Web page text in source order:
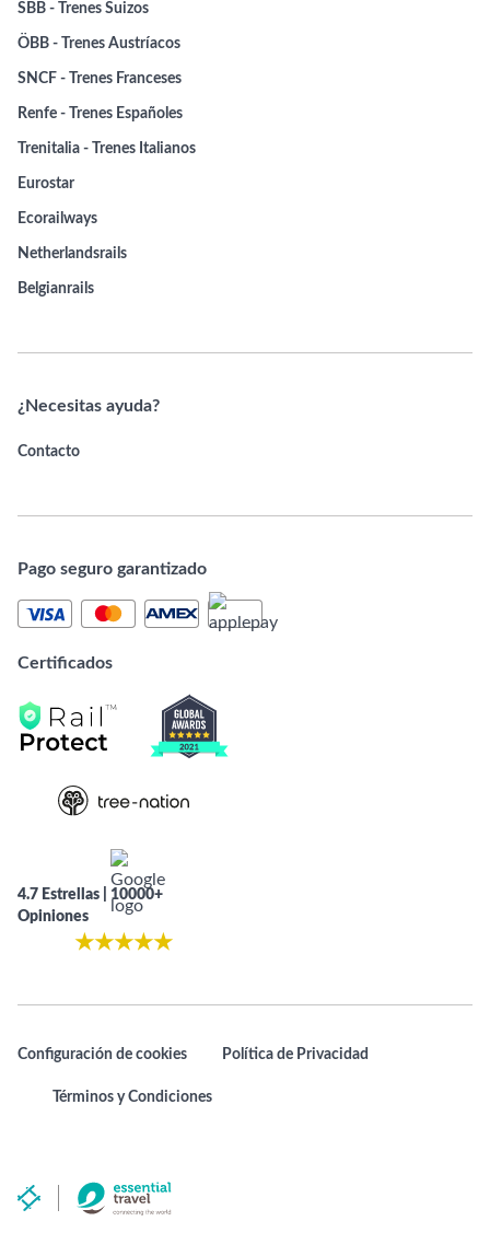
SBB - Trenes Suizos
ÖBB - Trenes Austríacos
SNCF - Trenes Franceses
Renfe - Trenes Españoles
Trenitalia - Trenes Italianos
Eurostar
Ecorailways
Netherlandsrails
Belgianrails
¿Necesitas ayuda?
Contacto
Pago seguro garantizado
Certificados
4.7 Estrellas | 10000+
Opiniones
★★★★★
Configuración de cookies Política de Privacidad
Términos y Condiciones